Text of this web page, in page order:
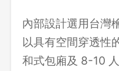
內部設計選用台灣
以具有空間穿透性
和式包廂及 8-10